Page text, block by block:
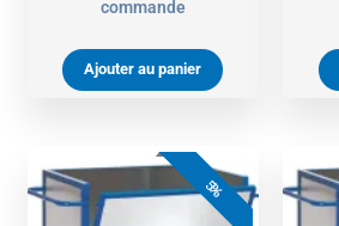
commande
Ajouter au panier
5%
prix
initial
prix